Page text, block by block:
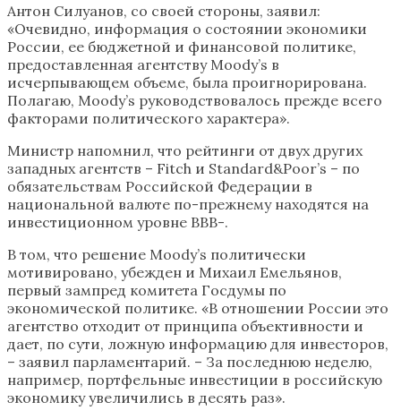
Антон Силуанов, со своей стороны, заявил:
«Очевидно, информация о состоянии экономики
России, ее бюджетной и финансовой политике,
предоставленная агентству Moody’s в
исчерпывающем объеме, была проигнорирована.
Полагаю, Moody’s руководствовалось прежде всего
факторами политического характера».
Министр напомнил, что рейтинги от двух других
западных агентств – Fitch и Standard&Poor’s – по
обязательствам Российской Федерации в
национальной валюте по-прежнему находятся на
инвестиционном уровне BBB-.
В том, что решение Moody’s политически
мотивировано, убежден и Михаил Емельянов,
первый зампред комитета Госдумы по
экономической политике. «В отношении России это
агентство отходит от принципа объективности и
дает, по сути, ложную информацию для инвесторов,
– заявил парламентарий. – За последнюю неделю,
например, портфельные инвестиции в российскую
экономику увеличились в десять раз».